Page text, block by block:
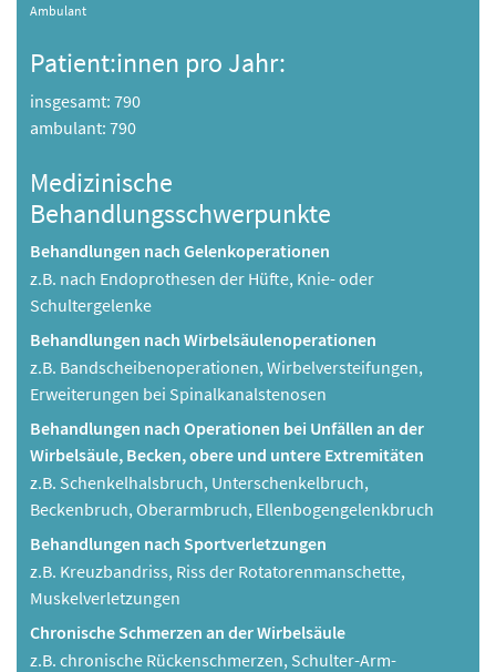
Ambulant
Patient:innen pro Jahr:
insgesamt: 790
ambulant: 790
Medizinische
Behandlungsschwerpunkte
Behandlungen nach Gelenkoperationen
z.B. nach Endoprothesen der Hüfte, Knie- oder
Schultergelenke
Behandlungen nach Wirbelsäulenoperationen
z.B. Bandscheibenoperationen, Wirbelversteifungen,
Erweiterungen bei Spinalkanalstenosen
Behandlungen nach Operationen bei Unfällen an der
Wirbelsäule, Becken, obere und untere Extremitäten
z.B. Schenkelhalsbruch, Unterschenkelbruch,
Beckenbruch, Oberarmbruch, Ellenbogengelenkbruch
Behandlungen nach Sportverletzungen
z.B. Kreuzbandriss, Riss der Rotatorenmanschette,
Muskelverletzungen
Chronische Schmerzen an der Wirbelsäule
z.B. chronische Rückenschmerzen, Schulter-Arm-